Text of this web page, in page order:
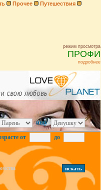
Прочее
Путешествия
режим просмотра
ПРОФИ
подробнее
ищу
от до